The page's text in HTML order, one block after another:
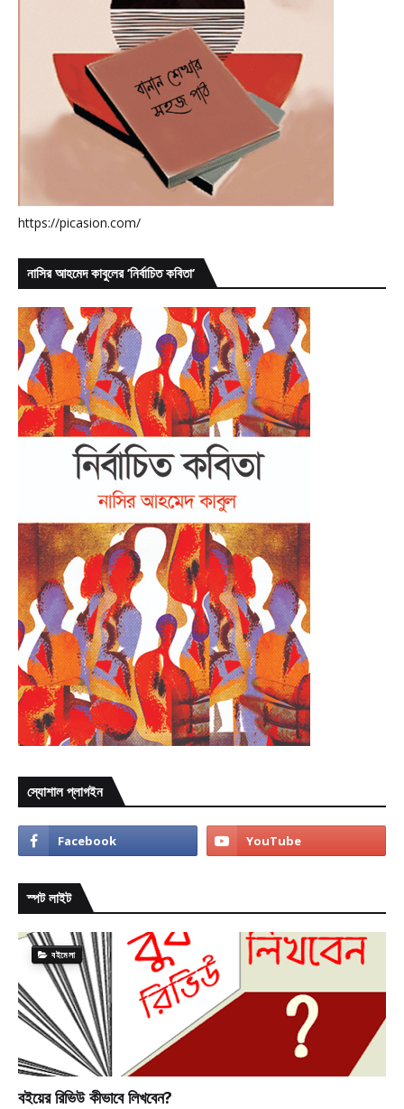
https://picasion.com/
নাসির আহমেদ কাবুলের ’নির্বাচিত কবিতা’
স্যোশাল প্লাগইন
স্পট লাইট
বইমেলা
বইয়ের রিভিউ কীভাবে লিখবেন?